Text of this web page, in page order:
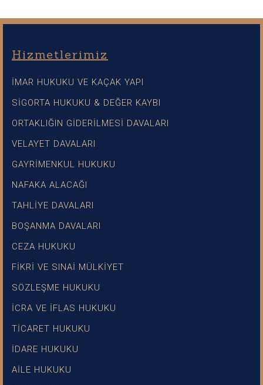
Hizmetlerimiz
İMAR HUKUKU VE KAÇAK YAPI
SİGORTA HUKUKU & DEĞER KAYBI
ORTAKLIĞIN GİDERİLMESİ DAVALARI
VELAYET DAVALARI
GAYRİMENKUL HUKUKU
NAFAKA ALACAĞI
TAHLİYE DAVALARI
BOŞANMA DAVALARI
CEZA HUKUKU
FİKRİ VE SINAİ MÜLKİYET
SÖZLEŞME HUKUKU
İCRA VE İFLAS HUKUKU
TİCARET HUKUKU
İDARE HUKUKU
AİLE HUKUKU